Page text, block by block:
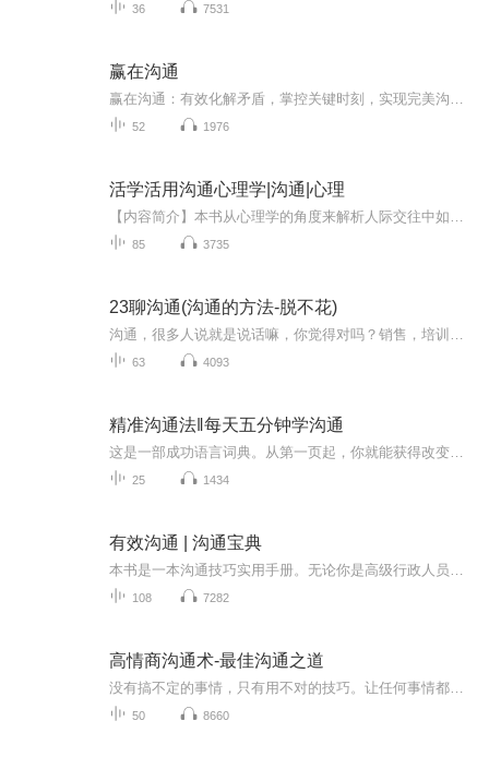
36 7531
赢在沟通
52 1976
活学活用沟通心理学|沟通|心理
85 3735
23聊沟通(沟通的方法-脱不花)
63 4093
精准沟通法‖每天五分钟学沟通
25 1434
有效沟通 | 沟通宝典
108 7282
高情商沟通术-最佳沟通之道
50 8660